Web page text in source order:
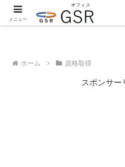
沖縄の社労士・行政書士・1級FP技能士
ホーム 資格取得
スポンサー
メニュー